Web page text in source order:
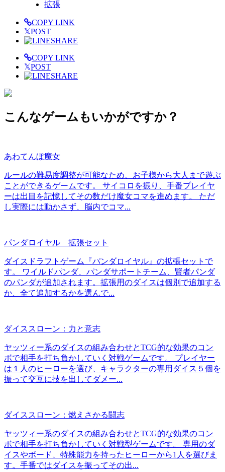
拡張
COPY LINK
𝕏POST
SHARE
COPY LINK
𝕏POST
SHARE
こんなゲームもいかがですか？
あわてんぼ魔女
ルールの難易度調整が可能なため、お子様から大人まで遊ぶ
ことができるゲームです。 サイコロを振り、手番プレイヤ
ーは出目を記憶してその数だけ魔女コマを進めます。 ただ
し実際には動かさず、脳内でコマ...
パンダロイヤル 拡張セット
ダイスドラフトゲーム『パンダロイヤル』の拡張セットで
す。 ワイルドパンダ、パンダサポートチーム、賢者パンダ
のパンダが追加されます。拡張用のダイスは個別で追加する
か、全て追加するかを選んで...
ダイススローン：力と意志
ヤッツィー系のダイスの組み合わせとTCG的な効果のコン
ボで相手を打ち負かしていく対戦ゲームです。 プレイヤー
は１人のヒーローを選び、キャラクターの専用ダイス５個を
振って交互に技を出してダメー...
ダイススローン：燃えさかる闘志
ヤッツィー系のダイスの組み合わせとTCG的な効果のコン
ボで相手を打ち負かしていく対戦型ゲームです。 専用のダ
イスやボード、特殊能力を持ったヒーローから1人を選びま
す。手番ではダイスを振ってその出...